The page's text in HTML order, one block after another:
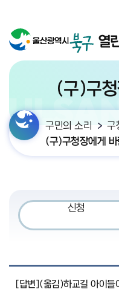
열
(구)구
구민의 소리
구
(구)구청장에게
신청
[답변](옮김)하교길 아이들